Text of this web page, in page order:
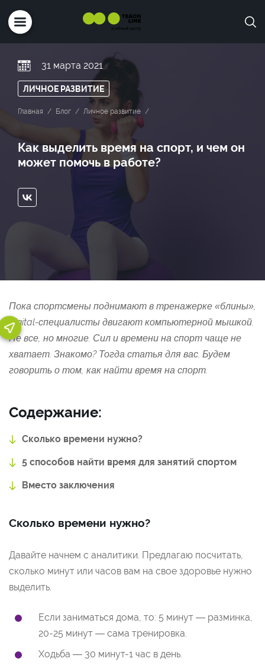
31 марта 2021
ЛИЧНОЕ РАЗВИТИЕ
Главная Блог Личное развитие
Как выделить время на спорт, и чем он
может помочь в работе?
Пока спортсмены поднимают в тренажерке «блины»,
digital-специалисты двигают компьютерной мышкой.
Не все, но многие. Сил и времени на спорт чаще не
хватает. Знакомо? Тогда статья для вас. Будем
говорить о том, как найти время на спорт.
Содержание:
Сколько времени нужно?
5 способов найти время для занятий спортом
Вместо заключения
Сколько времени нужно?
Давайте начнем с аналитики. Предлагаю посчитать,
сколько минут или часов вам на свое здоровье нужно
выделить.
Если заниматься дома, то: 5 минут — разминка,
20-25 минут — сама тренировка.
Ходьба — 30 минут-1 час в день.